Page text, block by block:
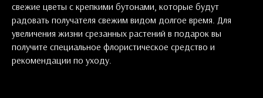
свежие цветы с крепкими бутонами, которые будут
радовать получателя свежим видом долгое время. Для
увеличения жизни срезанных растений в подарок вы
получите специальное флористическое средство и
рекомендации по уходу.